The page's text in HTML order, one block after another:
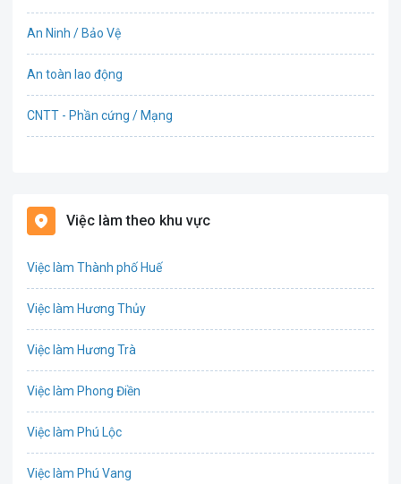
An Ninh / Bảo Vệ
An toàn lao động
CNTT - Phần cứng / Mạng
Bất động sản
Việc làm theo khu vực
Việc làm Thành phố Huế
Việc làm Hương Thủy
Việc làm Hương Trà
Việc làm Phong Điền
Việc làm Phú Lộc
Việc làm Phú Vang